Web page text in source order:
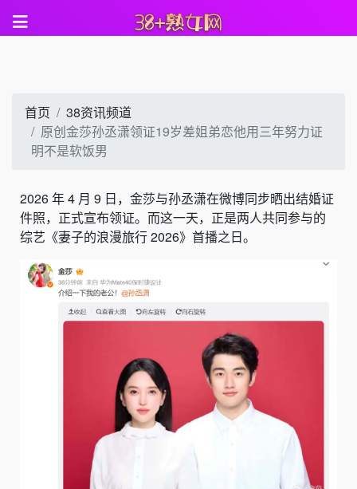
首页
38资讯频道
原创金莎孙丞潇领证19岁差姐弟恋他用三年努力证
明不是软饭男
2026 年 4 月 9 日，金莎与孙丞潇在微博同步晒出结婚证
件照，正式宣布领证。而这一天，正是两人共同参与的
综艺《妻子的浪漫旅行 2026》首播之日。